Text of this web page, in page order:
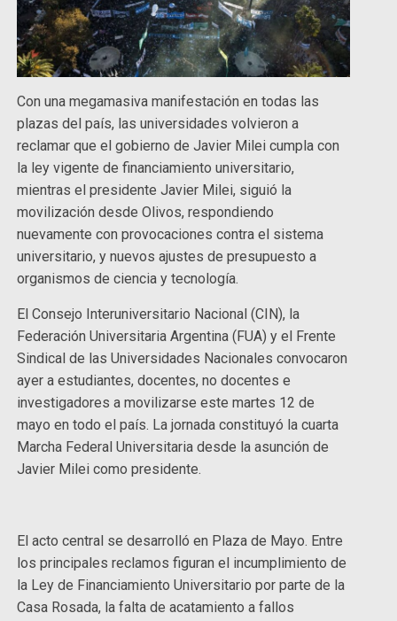
Con una megamasiva manifestación en todas las
plazas del país, las universidades volvieron a
reclamar que el gobierno de Javier Milei cumpla con
la ley vigente de financiamiento universitario,
mientras el presidente Javier Milei, siguió la
movilización desde Olivos, respondiendo
nuevamente con provocaciones contra el sistema
universitario, y nuevos ajustes de presupuesto a
organismos de ciencia y tecnología.
El Consejo Interuniversitario Nacional (CIN), la
Federación Universitaria Argentina (FUA) y el Frente
Sindical de las Universidades Nacionales convocaron
ayer a estudiantes, docentes, no docentes e
investigadores a movilizarse este martes 12 de
mayo en todo el país. La jornada constituyó la cuarta
Marcha Federal Universitaria desde la asunción de
Javier Milei como presidente.
El acto central se desarrolló en Plaza de Mayo. Entre
los principales reclamos figuran el incumplimiento de
la Ley de Financiamiento Universitario por parte de la
Casa Rosada, la falta de acatamiento a fallos